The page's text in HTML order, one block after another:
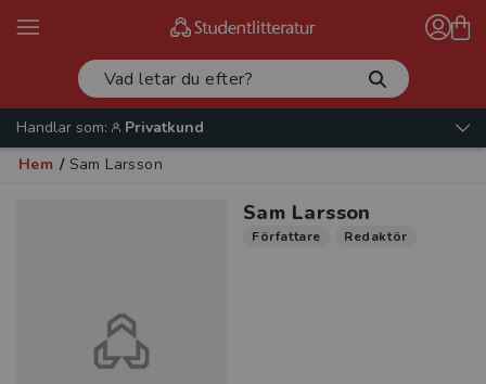
Handlar som:
Privatkund
Hem / Sam Larsson
Sam Larsson
Författare Redaktör